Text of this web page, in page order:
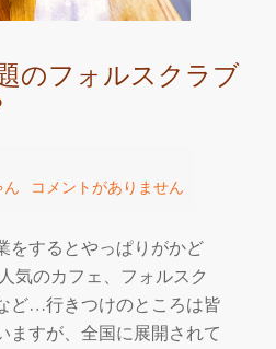
と
育
し
フ
ォ
ル
ス
のフォルスクラブ
ん コメントがありません
をするとやっぱりがかど
気のカフェ、フォルスク
ど…行きつけのところは皆
ますが、全国に展開されて